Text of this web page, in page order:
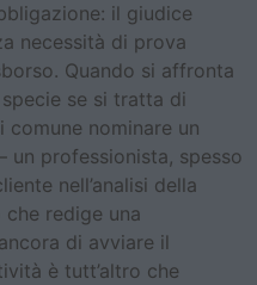
il giudice
necessità di prova
Quando si affronta
se si tratta di
nominare un
professionista, spesso
nell’analisi della
redige una
di avviare il
è tutt’altro che